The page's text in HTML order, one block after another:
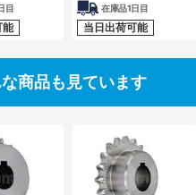
目
能
在庫品1日目
当日出荷可能
商品も見ています